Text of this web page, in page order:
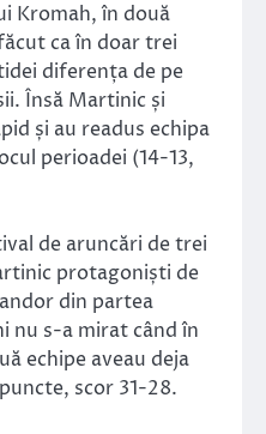
Kromah, în două
ca în doar trei
diferența de pe
Însă Martinic și
și au readus echipa
perioadei (14-13,
de aruncări de trei
protagoniști de
din partea
nu s-a mirat când în
echipe aveau deja
scor 31-28.